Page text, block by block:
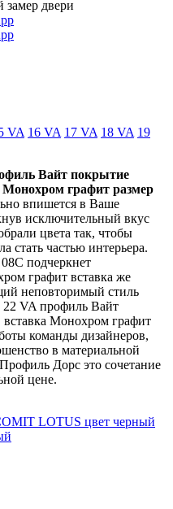
VA 16 VA 17 VA 18 VA 19
Вайт покрытие
графит размер
впишется в Ваше
исключительный вкус
цвета так, чтобы
стать частью интерьера.
подчеркнет
графит вставка же
неповторимый стиль
VA профиль Вайт
Монохром графит
команды дизайнеров,
в материальной
Дорс это сочетание
цене.